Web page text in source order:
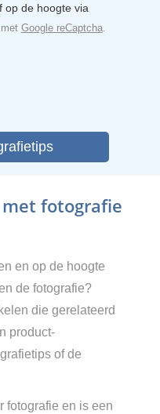
op de hoogte via
Google reCaptcha.
fotografie
en op de hoogte
de fotografie?
die gerelateerd
product-
of de
fotografie en is een